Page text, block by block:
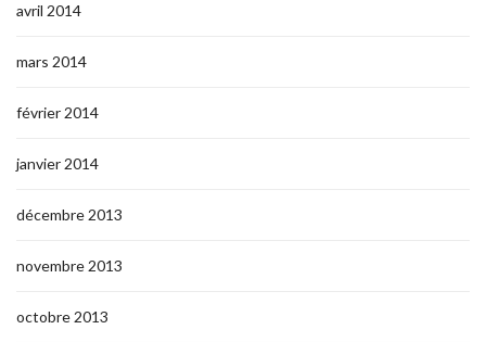
avril 2014
mars 2014
février 2014
janvier 2014
décembre 2013
novembre 2013
octobre 2013